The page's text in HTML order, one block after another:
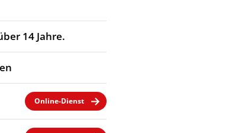
14 Jahre.
Online-Dienst